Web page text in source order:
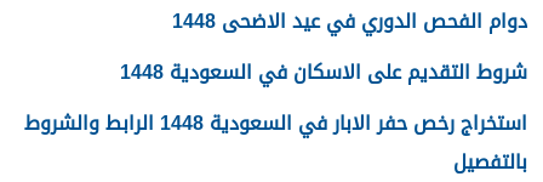
دوام الفحص الدوري في عيد الاضحى 1448
شروط التقديم على الاسكان في السعودية 1448
استخراج رخص حفر الابار في السعودية 1448 الرابط والشروط
بالتفصيل